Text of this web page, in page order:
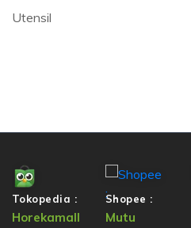
Utensil
Tokopedia :
Horekamall
Shopee :
Mutu